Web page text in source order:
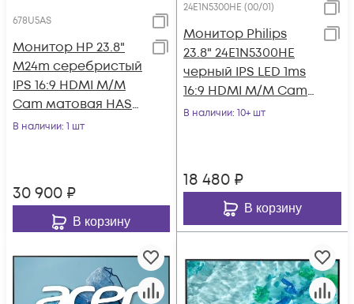
678U5AS
Монитор HP 23.8"
M24m серебристый
IPS 16:9 HDMI M/M
Cam матовая HAS
Piv 300cd
В наличии: 1 шт
30 900 ₽
В корзину
24E1N5300HE (00/01)
Монитор Philips
23.8" 24E1N5300HE
черный IPS LED 1ms
16:9 HDMI M/M Cam
матовая HAS Piv
В наличии: 10+ шт
18 480 ₽
В корзину